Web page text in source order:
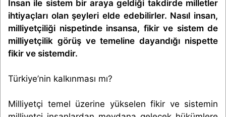
İnsan ile sistem bir araya geldiği takdirde milletler
ihtiyaçları olan şeyleri elde edebilirler. Nasıl insan,
milliyetçiliği nispetinde insansa, fikir ve sistem de
milliyetçilik görüş ve temeline dayandığı nispette
fikir ve sistemdir.
Türkiye’nin kalkınması mı?
Milliyetçi temel üzerine yükselen fikir ve sistemin